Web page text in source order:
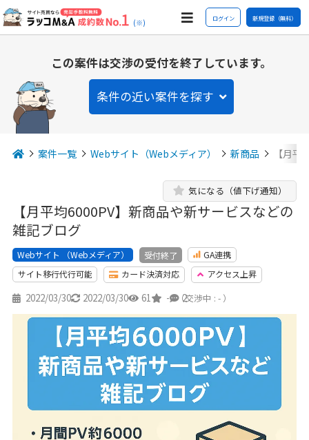
(※) ログイン 新規登録（無料）
この案件は交渉の受付を終了しています。
条件の近い案件を探す
案件一覧 Webサイト（Webメディア） 新商品 【月
【月平均6000PV】新商品や新サービスなどの
雑記ブログ
気になる（値下げ通知）
Webサイト （Webメディア） 受付終了
GA連携
サイト移行代行可能
カード決済対応 アクセス上昇
2022/03/30 2022/03/30 61 - 2
（交渉中 : - ）